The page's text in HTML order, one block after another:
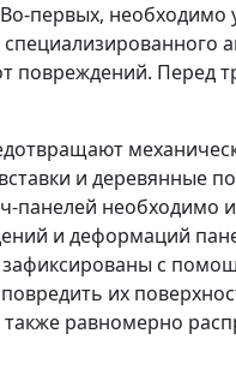
первых, необходимо
повреждений. Перед
и деревянные
панелей необходимо
и деформаций
с
их
равномерно